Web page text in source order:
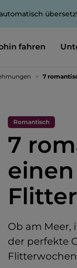
fahren
7
Romantisch
7
Ob am Meer,
der perfekte